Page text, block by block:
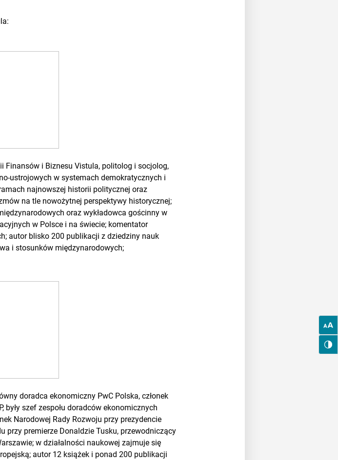
Finansów i Biznesu Vistula, politolog i socjolog,
ustrojowych w systemach demokratycznych i
najnowszej historii politycznej oraz
na tle nowożytnej perspektywy historycznej;
oraz wykładowca gościnny w
w Polsce i na świecie; komentator
autor blisko 200 publikacji z dziedziny nauk
i stosunków międzynarodowych;
doradca ekonomiczny PwC Polska, członek
były szef zespołu doradców ekonomicznych
Narodowej Rady Rozwoju przy prezydencie
przy premierze Donaldzie Tusku, przewodniczący
w działalności naukowej zajmuje się
autor 12 książek i ponad 200 publikacji